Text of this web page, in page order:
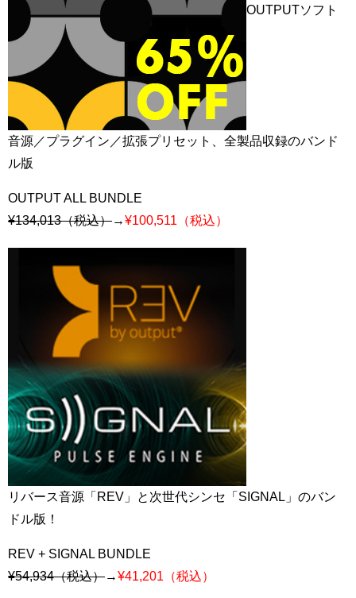
OUTPUTソフト
音源／プラグイン／拡張プリセット、全製品収録のバンド
ル版
OUTPUT ALL BUNDLE
¥134,013（税込）→¥100,511（税込）
リバース音源「REV」と次世代シンセ「SIGNAL」のバン
ドル版！
REV + SIGNAL BUNDLE
¥54,934（税込）→¥41,201（税込）